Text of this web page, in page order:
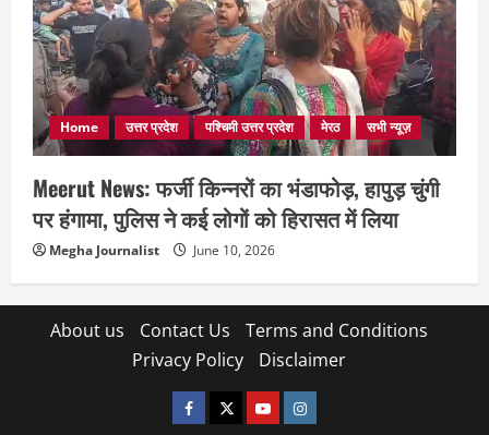
Home उत्तर प्रदेश पश्चिमी उत्तर प्रदेश मेरठ सभी न्यूज़
Meerut News: फर्जी किन्नरों का भंडाफोड़, हापुड़ चुंगी
पर हंगामा, पुलिस ने कई लोगों को हिरासत में लिया
Megha Journalist June 10, 2026
About us Contact Us
Terms and Conditions
Privacy Policy
Disclaimer
facebooktwitterYOUTUBE
instagram